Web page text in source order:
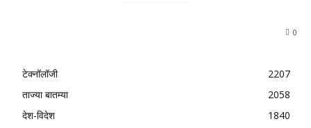
0
टेक्नॉलॉजी
2207
ताज्या बातम्या
2058
देश-विदेश
1840